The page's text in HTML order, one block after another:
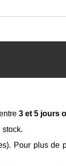
3 et 5 jours
stock.
Pour plus de